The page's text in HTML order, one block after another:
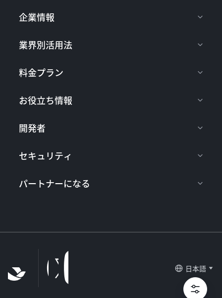
企業情報
業界別活用法
料金プラン
お役立ち情報
開発者
セキュリティ
パートナーになる
日本語